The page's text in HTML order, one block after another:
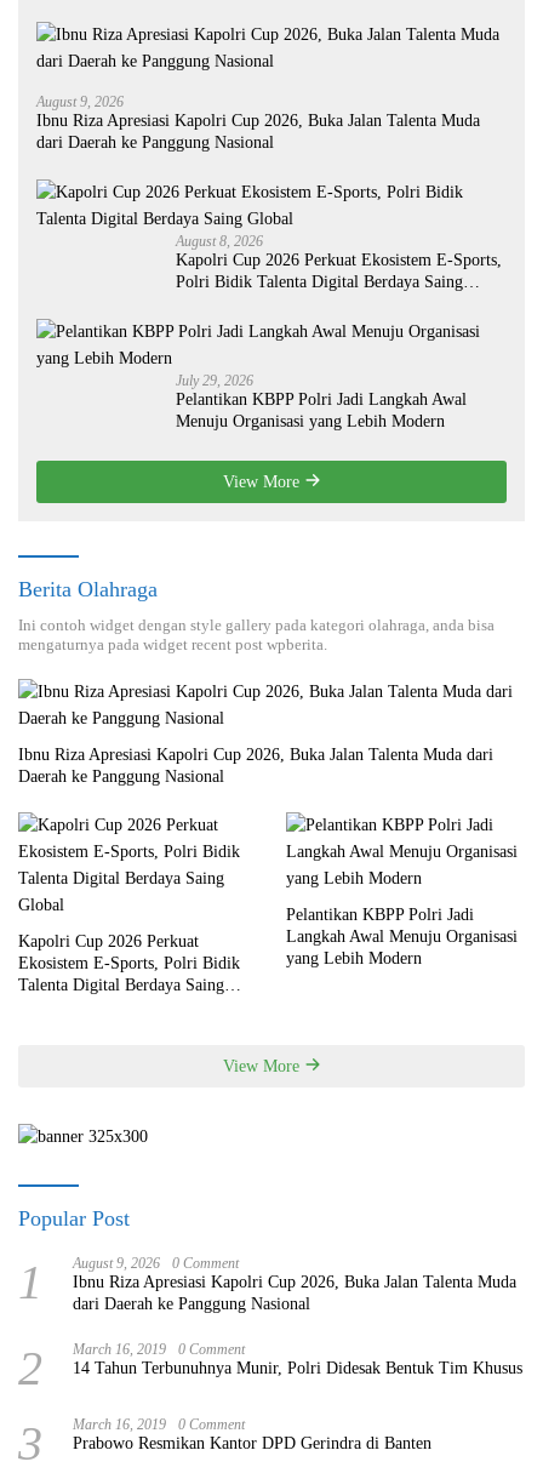
August 9, 2026
Ibnu Riza Apresiasi Kapolri Cup 2026, Buka Jalan Talenta Muda
dari Daerah ke Panggung Nasional
August 8, 2026
Kapolri Cup 2026 Perkuat Ekosistem E-Sports,
Polri Bidik Talenta Digital Berdaya Saing
July 29, 2026
Pelantikan KBPP Polri Jadi Langkah Awal
Menuju Organisasi yang Lebih Modern
View More
Berita Olahraga
Ini contoh widget dengan style gallery pada kategori olahraga, anda bisa
mengaturnya pada widget recent post wpberita.
Ibnu Riza Apresiasi Kapolri Cup 2026, Buka Jalan Talenta Muda dari
Daerah ke Panggung Nasional
Kapolri Cup 2026 Perkuat
Ekosistem E-Sports, Polri Bidik
Talenta Digital Berdaya Saing
Pelantikan KBPP Polri Jadi
Langkah Awal Menuju Organisasi
yang Lebih Modern
View More
Popular Post
1 August 9, 2026 0 Comment
Ibnu Riza Apresiasi Kapolri Cup 2026, Buka Jalan Talenta Muda
dari Daerah ke Panggung Nasional
2 March 16, 2019 0 Comment
14 Tahun Terbunuhnya Munir, Polri Didesak Bentuk Tim Khusus
3 March 16, 2019 0 Comment
Prabowo Resmikan Kantor DPD Gerindra di Banten